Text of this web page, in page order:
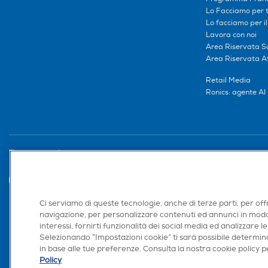
Lo Facciamo per
Lo facciamo per
Lavora con noi
Area Riservata
Area Riservata
Retail Media
Ronics: agente AI
Trova negozio
Ci serviamo di queste tecnologie, anche di terze parti, per
navigazione, per personalizzare contenuti ed annunci in
interessi, fornirti funzionalità dei social media ed analizzare
Selezionando “Impostazioni cookie” ti sarà possibile
in base alle tue preferenze. Consulta la nostra cookie policy
Policy